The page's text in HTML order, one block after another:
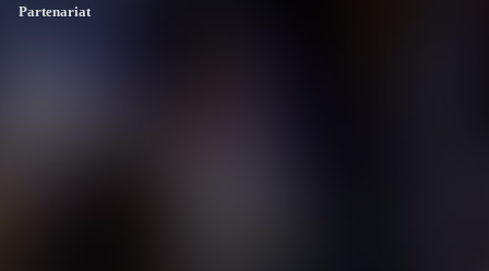
Partenariat